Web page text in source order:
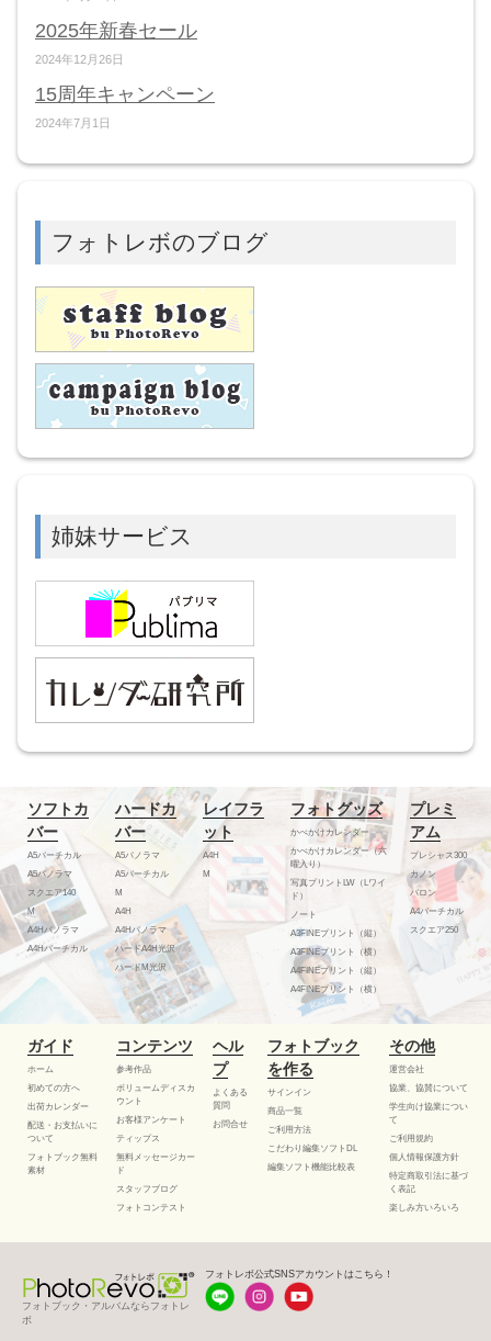
2025年新春セール
2024年12月26日
15周年キャンペーン
2024年7月1日
フォトレボのブログ
姉妹サービス
ソフトカ
バー
A5バーチカル
A5パノラマ
スクエア140
M
A4Hパノラマ
A4Hバーチカル
ハードカ
バー
A5パノラマ
A5バーチカル
M
A4H
A4Hパノラマ
ハードA4H光沢
ハードM光沢
レイフラ
ット
A4H
M
フォトグッズ
かべかけカレンダー
かべかけカレンダー（六
曜入り）
写真プリントLW（Lワイ
ド）
ノート
A3FINEプリント（縦）
A3FINEプリント（横）
A4FINEプリント（縦）
A4FINEプリント（横）
プレミ
アム
プレシャス300
カノン
バロン
A4バーチカル
スクエア250
ガイド
ホーム
初めての方へ
出荷カレンダー
配送・お支払いに
ついて
フォトブック無料
素材
コンテンツ
参考作品
ボリュームディスカ
ウント
お客様アンケート
ティップス
無料メッセージカー
ド
スタッフブログ
フォトコンテスト
ヘル
プ
よくある
質問
お問合せ
フォトブック
を作る
サインイン
商品一覧
ご利用方法
こだわり編集ソフトDL
編集ソフト機能比較表
その他
運営会社
協業、協賛について
学生向け協業につい
て
ご利用規約
個人情報保護方針
特定商取引法に基づ
く表記
楽しみ方いろいろ
フォトブック・アルバムならフォトレ
ボ
フォトレボ公式SNSアカウントはこちら！